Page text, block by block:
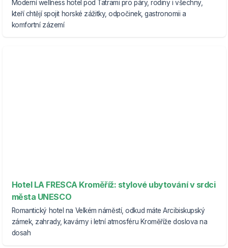
Moderní wellness hotel pod Tatrami pro páry, rodiny i všechny,
kteří chtějí spojit horské zážitky, odpočinek, gastronomii a
komfortní zázemí
Hotel LA FRESCA Kroměříž: stylové ubytování v srdci
města UNESCO
Romantický hotel na Velkém náměstí, odkud máte Arcibiskupský
zámek, zahrady, kavárny i letní atmosféru Kroměříže doslova na
dosah